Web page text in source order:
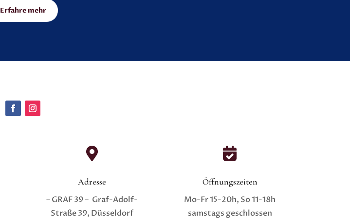
Erfahre mehr

Adresse
– GRAF 39 – Graf-Adolf-
Straße 39, Düsseldorf

Öffnungszeiten
Mo-Fr 15-20h, So 11-18h
samstags geschlossen